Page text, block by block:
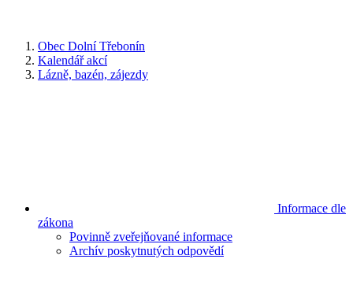
Obec Dolní Třebonín
Kalendář akcí
Lázně, bazén, zájezdy
Informace dle
zákona
Povinně zveřejňované informace
Archív poskytnutých odpovědí